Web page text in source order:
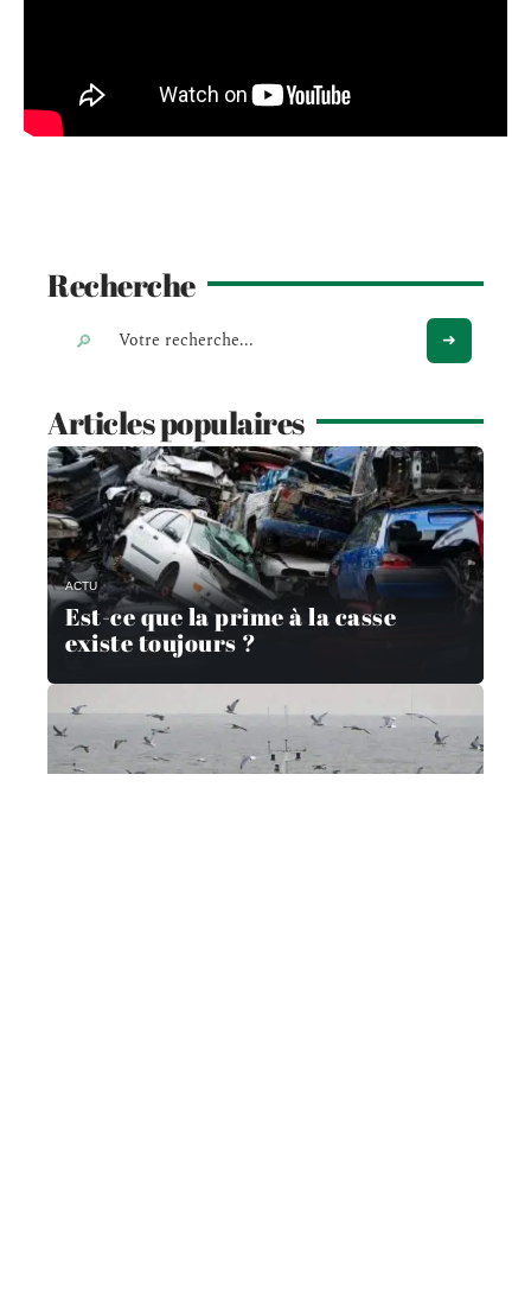
Recherche
Articles populaires
ACTU
Est-ce que la prime à la casse
existe toujours ?